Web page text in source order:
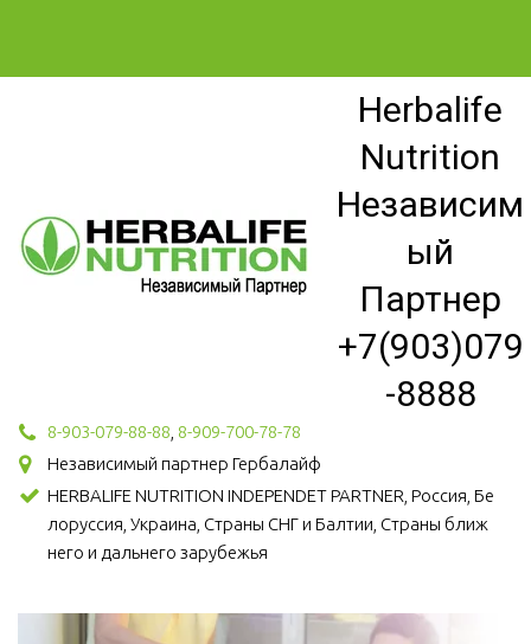
Herbalife
Nutrition
Независим
ый
Партнер
+7(903)079
-8888
8-903-079-88-88 8-909-700-78-78
Независимый партнер Гербалайф
HERBALIFE NUTRITION INDEPENDET PARTNER, Россия, Бе
лоруссия, Украина, Страны СНГ и Балтии, Страны ближ
него и дальнего зарубежья